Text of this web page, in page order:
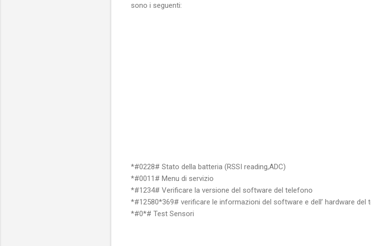
sono i seguenti:
*#0228# Stato della batteria (RSSI reading,ADC)
*#0011# Menu di servizio
*#1234# Verificare la versione del software del telefono
*#12580*369# verificare le informazioni del software e dell’ hardware del
*#0*# Test Sensori